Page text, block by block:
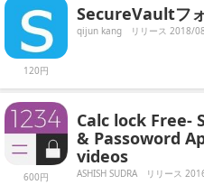
120円
SecureVaultフ
qijun kang リリース 2018/
600円
Calc lock Free-
& Passoword
videos
ASHISH SUDRA リリース